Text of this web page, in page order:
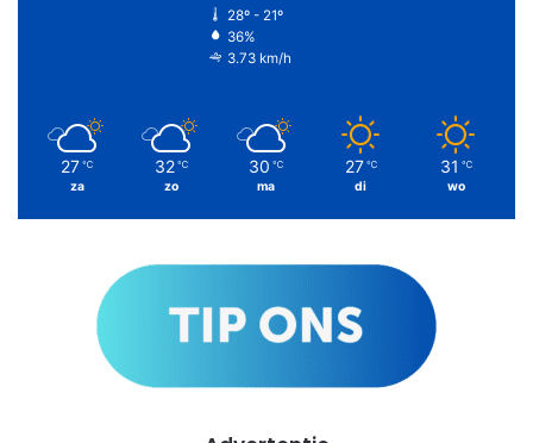
28º - 21º
36%
3.73 km/h
27 ℃
za
32 ℃
zo
30 ℃
ma
27 ℃
di
31 ℃
wo